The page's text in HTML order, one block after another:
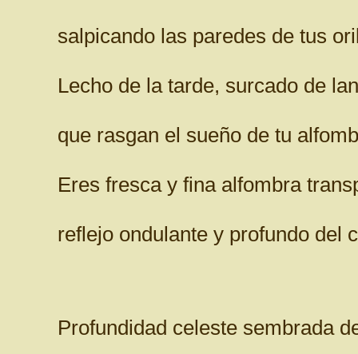
salpicando las paredes de tus
Lecho de la tarde, surcado de
que rasgan el sueño de tu
Eres fresca y fina alfombra
reflejo ondulante y profundo del
Profundidad celeste sembrada